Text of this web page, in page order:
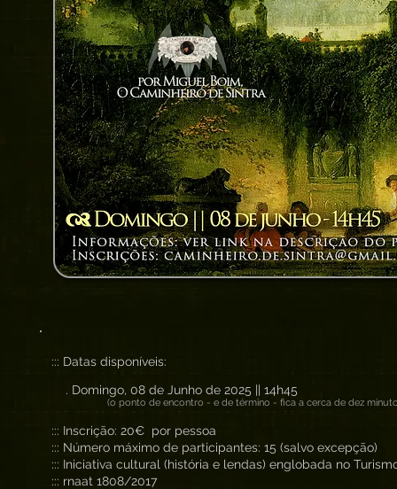
::: Datas disponíveis:
. Domingo, 08 de Junho de 2025 || 14h45
(o ponto de encontro - e de término - fica a cerca de dez
::: Inscrição: 20€ por pessoa
::: Número máximo de participantes: 15 (salvo excepção)
::: Iniciativa cultural (história e lendas) englobada no
::: rnaat 1808/2017